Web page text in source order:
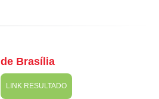
de Brasília
LINK RESULTADO